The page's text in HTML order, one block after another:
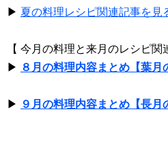
▶ 夏の料理レシピ関連記事を見
【 今月の料理と来月のレシピ関
▶ ８月の料理内容まとめ【葉月
▶ ９月の料理内容まとめ【長月